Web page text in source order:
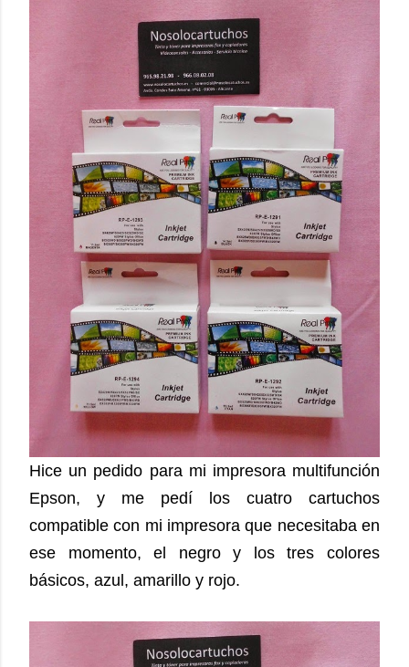
Hice un pedido para mi impresora multifunción
Epson, y me pedí los cuatro cartuchos
compatible con mi impresora que necesitaba en
ese momento, el negro y los tres colores
básicos, azul, amarillo y rojo.